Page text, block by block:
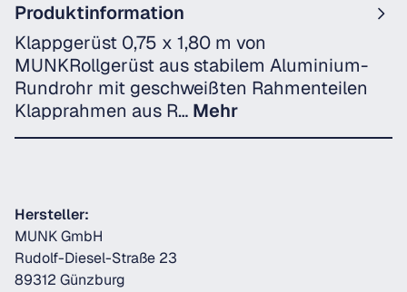
Produktinformation
Klappgerüst 0,75 x 1,80 m von
MUNKRollgerüst aus stabilem Aluminium-
Rundrohr mit geschweißten Rahmenteilen
Klapprahmen aus R… Mehr
Hersteller:
MUNK GmbH
Rudolf-Diesel-Straße 23
89312 Günzburg